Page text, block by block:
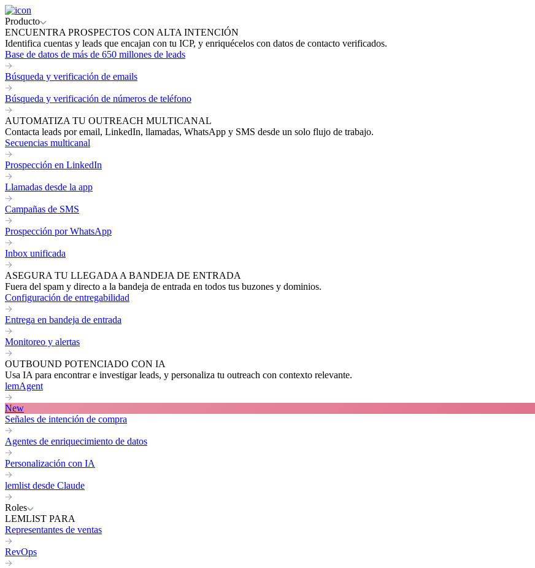
Producto
ENCUENTRA PROSPECTOS CON ALTA INTENCIÓN
Identifica cuentas y leads que encajan con tu ICP, y enriquécelos con datos de contacto verificados.
Base de datos de más de 650 millones de leads
Búsqueda y verificación de emails
Búsqueda y verificación de números de teléfono
AUTOMATIZA TU OUTREACH MULTICANAL
Contacta leads por email, LinkedIn, llamadas, WhatsApp y SMS desde un solo flujo de trabajo.
Secuencias multicanal
Prospección en LinkedIn
Llamadas desde la app
Campañas de SMS
Prospección por WhatsApp
Inbox unificada
ASEGURA TU LLEGADA A BANDEJA DE ENTRADA
Fuera del spam y directo a la bandeja de entrada en todos tus buzones y dominios.
Configuración de entregabilidad
Entrega en bandeja de entrada
Monitoreo y alertas
OUTBOUND POTENCIADO CON IA
Usa IA para encontrar e investigar leads, y personaliza tu outreach con contexto relevante.
lemAgent
New
Señales de intención de compra
Agentes de enriquecimiento de datos
Personalización con IA
lemlist desde Claude
Roles
LEMLIST PARA
Representantes de ventas
RevOps